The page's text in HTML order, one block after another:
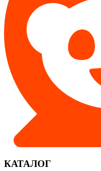
КАТАЛОГ